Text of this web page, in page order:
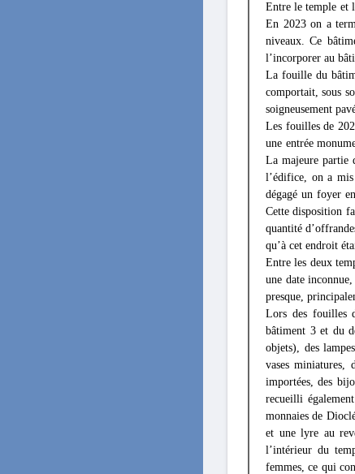
Entre le temple et
En 2023 on a
niveaux. Ce
l’incorporer au
La fouille du
comportait, sous
soigneusement
Les fouilles de
une entrée
La majeure partie
l’édifice, on a
dégagé un foyer
Cette disposition
quantité
qu’à cet endroit
Entre les deux
une date
presque,
Lors des fouilles
bâtiment 3 et du
objets), des
vases miniatures,
importées, des
recueilli
monnaies de
et une lyre au
l’intérieur du
femmes, ce qui